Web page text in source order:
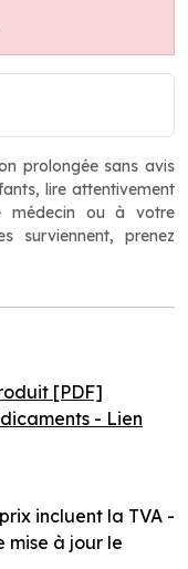
prolongée sans avis
lire attentivement
médecin ou à votre
surviennent, prenez
[PDF]
- Lien
incluent la TVA -
mise à jour le